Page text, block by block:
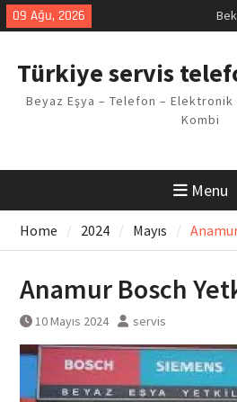
Skip
to
09 Ağu, 2026
Türkiye servis
Beyaz Eşya – Telefon –
Kombi
Menu
Home 2024 Mayıs
Anamur Bosch
10 Mayıs 2024 servis